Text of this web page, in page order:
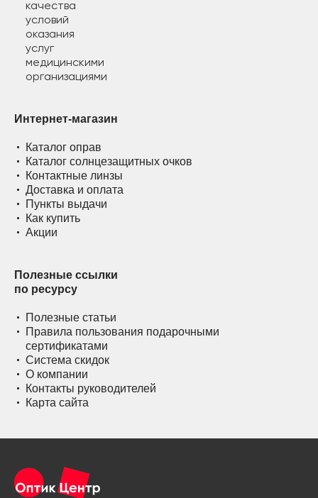
Интернет-магазин
Каталог оправ
Каталог солнцезащитных очков
Контактные линзы
Доставка и оплата
Пункты выдачи
Как купить
Акции
Полезные ссылки
по ресурсу
Полезные статьи
Правила пользования подарочными
сертификатами
Система скидок
О компании
Контакты руководителей
Карта сайта